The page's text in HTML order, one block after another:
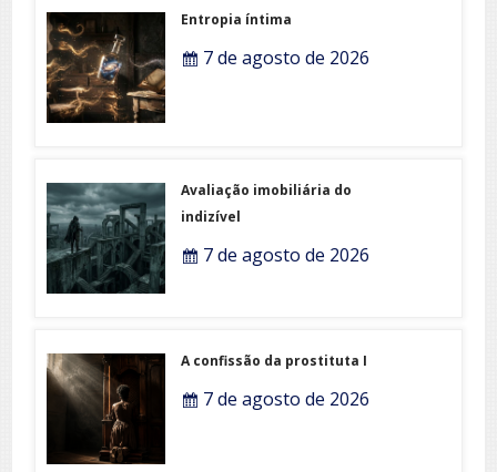
Entropia íntima
7 de agosto de 2026
Avaliação imobiliária do
indizível
7 de agosto de 2026
A confissão da prostituta I
7 de agosto de 2026